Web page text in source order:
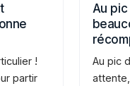
!
partir
Au
Au pic